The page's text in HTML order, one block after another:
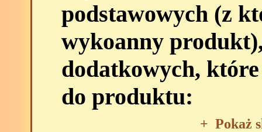
podstawowych (z
wykoanny
dodatkowych,
do produktu:
+ Pokaż